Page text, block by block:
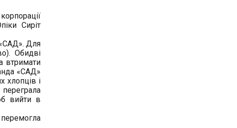
Сиріт
Для
Обидві
втримати
«САД»
хлопців і
вийти в